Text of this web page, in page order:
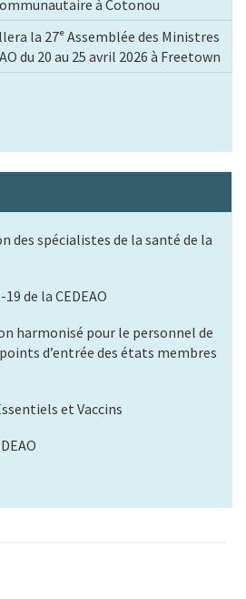
à Cotonou
la 27ᵉ Assemblée des Ministres
du 20 au 25 avril 2026 à Freetown
des spécialistes de la santé de la
de la CEDEAO
harmonisé pour le personnel de
d’entrée des états membres
et Vaccins